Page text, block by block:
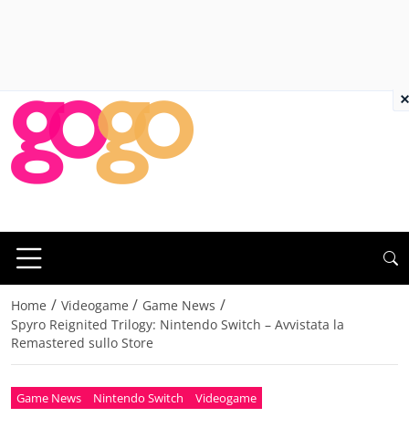
Home / Videogame / Game News /
Spyro Reignited Trilogy: Nintendo Switch – Avvistata la
Remastered sullo Store
Game News Nintendo Switch Videogame
×